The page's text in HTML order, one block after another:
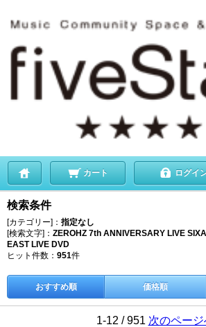
カート ログイ
検索条件
[カテゴリー]： 指定なし
[検索文字]： ZEROHZ 7th ANNIVERSARY LIVE
EAST LIVE DVD
ヒット件数： 951件
おすすめ順 価格順
1-12 / 951 次のページ